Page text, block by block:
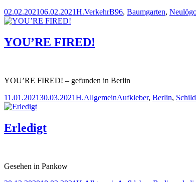
Veröffentlicht
am
02.02.202106.02.2021Autor
H.Kategorien
VerkehrSchlagwörter
B96, Baumgarten,
YOU’RE FIRED!
YOU’RE FIRED! – gefunden in Berlin
Veröffentlicht
am
11.01.202130.03.2021Autor
H.Kategorien
AllgemeinSchlagwörter
Aufkleber, Berlin,
Erledigt
Gesehen in Pankow